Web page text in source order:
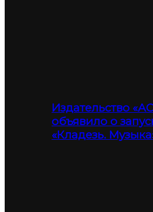
Издательство
объявило о
«Кладезь.